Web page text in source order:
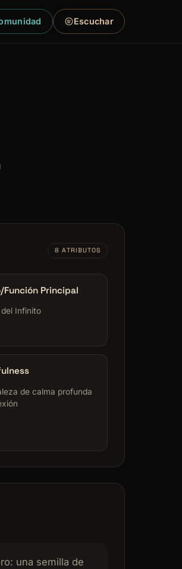
Escuchar
8 ATRIBUTOS
Función Principal
Infinito
de calma profunda
una semilla de